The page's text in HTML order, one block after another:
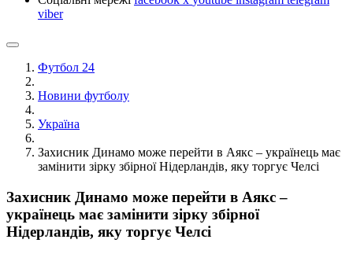
viber
Футбол 24
Новини футболу
Україна
Захисник Динамо може перейти в Аякс – українець має
замінити зірку збірної Нідерландів, яку торгує Челсі
Захисник Динамо може перейти в Аякс –
українець має замінити зірку збірної
Нідерландів, яку торгує Челсі